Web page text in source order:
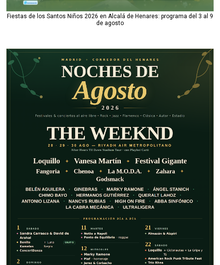
Fiestas de los Santos Niños 2026 en Alcalá de Henares: programa del 3 al 9
de agosto